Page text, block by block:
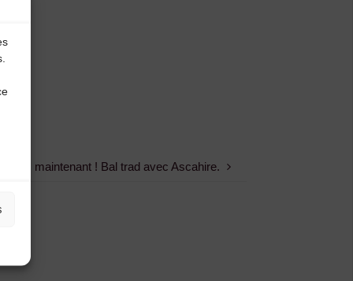
maintenant ! Bal trad avec Ascahire.